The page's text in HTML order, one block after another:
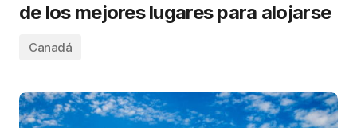
de los mejores lugares para alojarse
Canadá